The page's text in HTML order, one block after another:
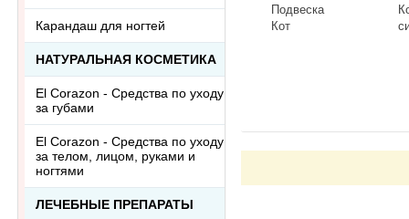
Подвеска
Кот
Карандаш для ногтей
НАТУРАЛЬНАЯ КОСМЕТИКА
El Corazon - Средства по уходу
за губами
El Corazon - Средства по уходу
за телом, лицом, руками и
ногтями
ЛЕЧЕБНЫЕ ПРЕПАРАТЫ